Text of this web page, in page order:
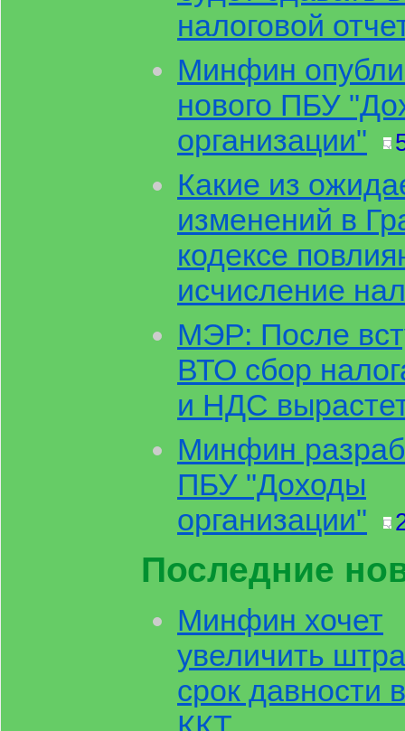
налоговой
Минфин
нового ПБУ
организации"
Какие из
изменений в
кодексе
исчисление
МЭР: После
ВТО сбор
и НДС
Минфин
ПБУ "Доходы
организации"
Последние
Минфин хочет
увеличить
срок давности